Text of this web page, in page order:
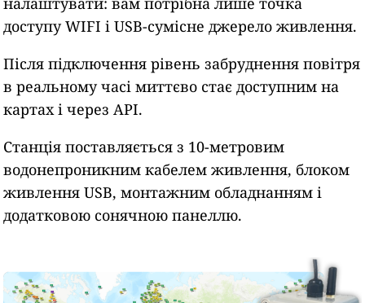
доступу WIFI і USB-сумісне джерело живлення.
Після підключення рівень забруднення повітря
в реальному часі миттєво стає доступним на
картах і через API.
Станція поставляється з 10-метровим
водонепроникним кабелем живлення, блоком
живлення USB, монтажним обладнанням і
додатковою сонячною панеллю.